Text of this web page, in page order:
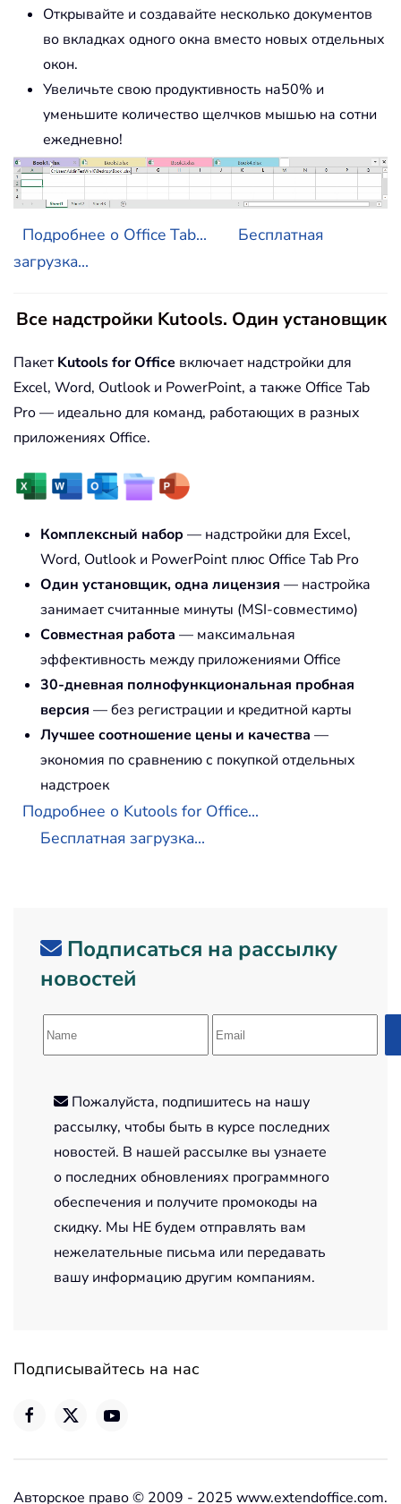
Открывайте и создавайте несколько документов
во вкладках одного окна вместо новых отдельных
окон.
Увеличьте свою продуктивность на50% и
уменьшите количество щелчков мышью на сотни
ежедневно!
Подробнее о Office Tab...
Бесплатная
загрузка...
Все надстройки Kutools. Один установщик
Пакет Kutools for Office включает надстройки для
Excel, Word, Outlook и PowerPoint, а также Office Tab
Pro — идеально для команд, работающих в разных
приложениях Office.
Комплексный набор — надстройки для Excel,
Word, Outlook и PowerPoint плюс Office Tab Pro
Один установщик, одна лицензия — настройка
занимает считанные минуты (MSI-совместимо)
Совместная работа — максимальная
эффективность между приложениями Office
30-дневная полнофункциональная пробная
версия — без регистрации и кредитной карты
Лучшее соотношение цены и качества —
экономия по сравнению с покупкой отдельных
надстроек
Подробнее о Kutools for Office...
Бесплатная загрузка...
Подписаться на рассылку
новостей
Пожалуйста, подпишитесь на нашу
рассылку, чтобы быть в курсе последних
новостей. В нашей рассылке вы узнаете
о последних обновлениях программного
обеспечения и получите промокоды на
скидку. Мы НЕ будем отправлять вам
нежелательные письма или передавать
вашу информацию другим компаниям.
Подписывайтесь на нас
Авторское право © 2009 - 2025 www.extendoffice.com.